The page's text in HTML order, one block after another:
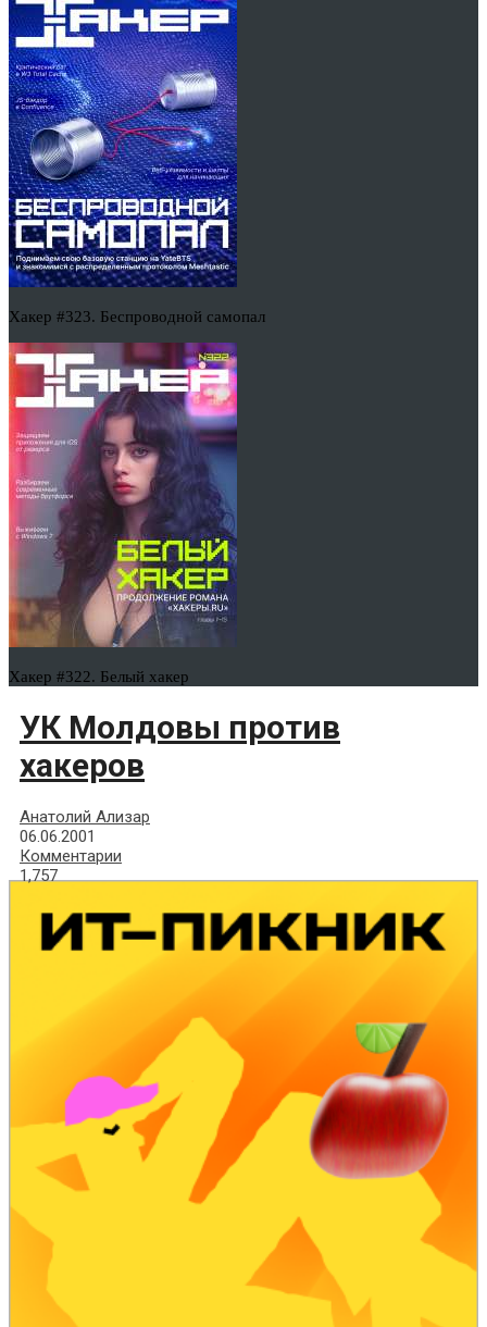
Хакер #323. Беспроводной самопал
Хакер #322. Белый хакер
УК Молдовы против
хакеров
Анатолий Ализар
06.06.2001
Комментарии
1,757